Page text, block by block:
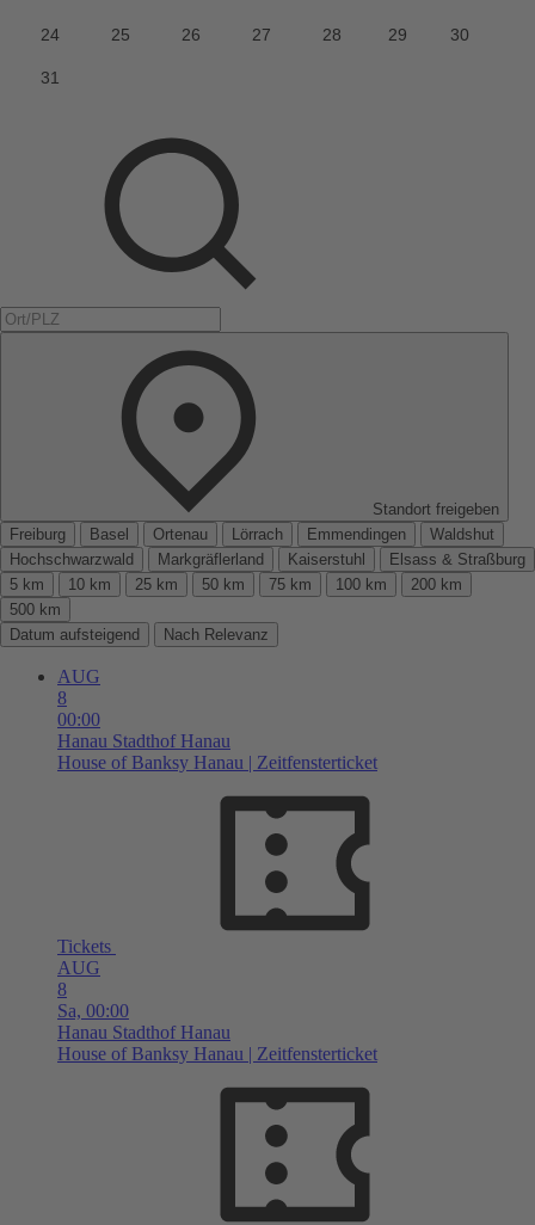
Standort freigeben
Freiburg
Basel Ortenau Lörrach Emmendingen
Waldshut
Hochschwarzwald
Markgräflerland Kaiserstuhl
Elsass & Straßburg
5 km
10 km 25 km 50 km 75 km 100 km
200 km
500 km
Datum aufsteigend
Nach Relevanz
AUG
8
00:00
Hanau Stadthof Hanau
House of Banksy Hanau | Zeitfensterticket
Tickets
AUG
8
Sa, 00:00
Hanau Stadthof Hanau
House of Banksy Hanau | Zeitfensterticket